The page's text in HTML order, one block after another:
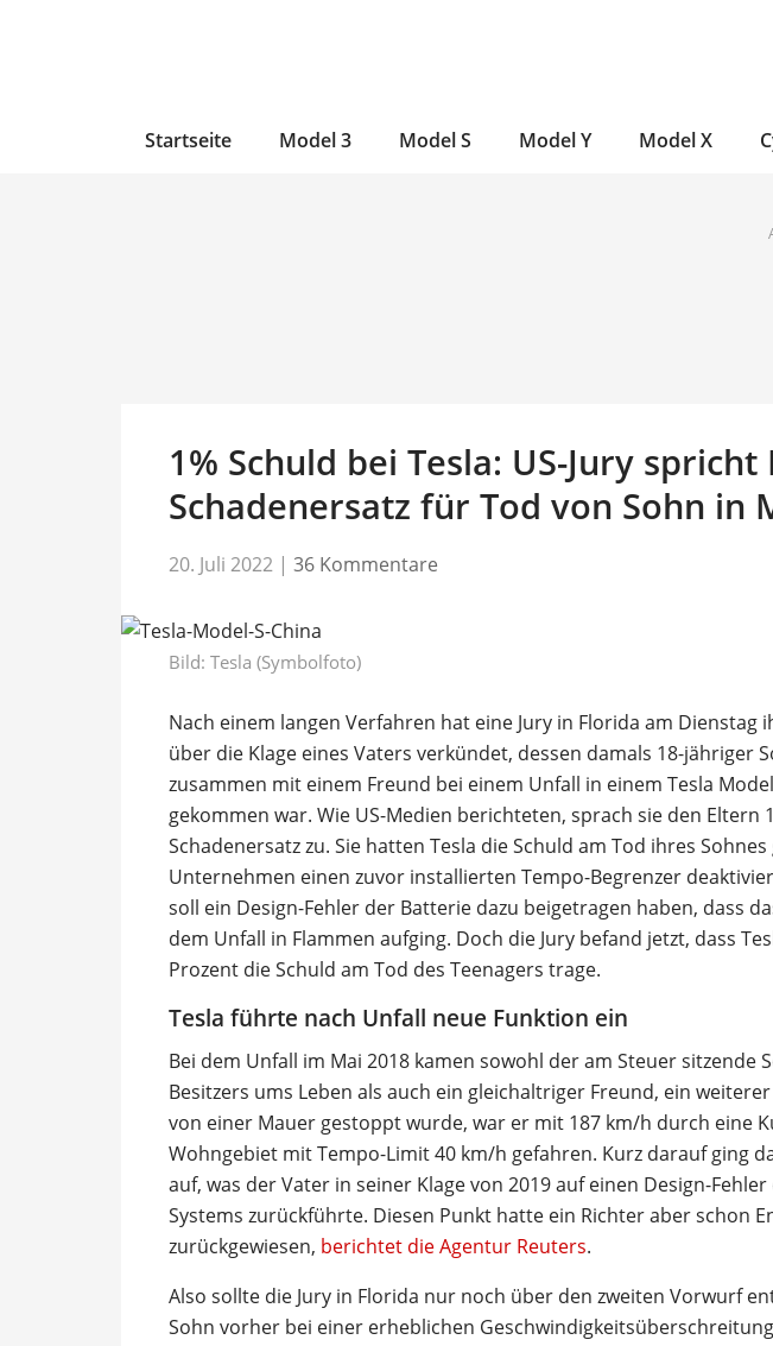
Startseite Model 3 Model S Model Y Model X
1% Schuld bei Tesla: US-Jury spricht
Schadenersatz für Tod von Sohn in
20. Juli 2022 | 36 Kommentare
Bild: Tesla (Symbolfoto)
Nach einem langen Verfahren hat eine Jury in Florida am Dienstag
über die Klage eines Vaters verkündet, dessen damals 18-jähriger
zusammen mit einem Freund bei einem Unfall in einem Tesla
gekommen war. Wie US-Medien berichteten, sprach sie den Eltern
Schadenersatz zu. Sie hatten Tesla die Schuld am Tod ihres
Unternehmen einen zuvor installierten Tempo-Begrenzer
soll ein Design-Fehler der Batterie dazu beigetragen haben, dass
dem Unfall in Flammen aufging. Doch die Jury befand jetzt, dass
Prozent die Schuld am Tod des Teenagers trage.
Tesla führte nach Unfall neue Funktion ein
Bei dem Unfall im Mai 2018 kamen sowohl der am Steuer sitzende
Besitzers ums Leben als auch ein gleichaltriger Freund, ein
von einer Mauer gestoppt wurde, war er mit 187 km/h durch eine
Wohngebiet mit Tempo-Limit 40 km/h gefahren. Kurz darauf ging
auf, was der Vater in seiner Klage von 2019 auf einen Design-
Systems zurückführte. Diesen Punkt hatte ein Richter aber schon
zurückgewiesen, berichtet die Agentur Reuters.
Also sollte die Jury in Florida nur noch über den zweiten Vorwurf
Sohn vorher bei einer erheblichen